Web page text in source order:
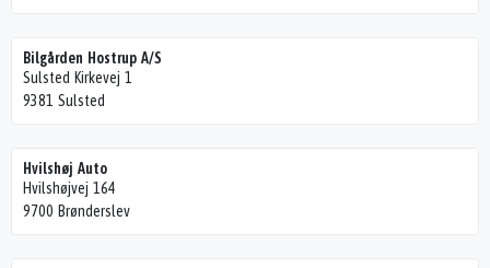
Bilgården Hostrup A/S
Sulsted Kirkevej 1
9381 Sulsted
Hvilshøj Auto
Hvilshøjvej 164
9700 Brønderslev